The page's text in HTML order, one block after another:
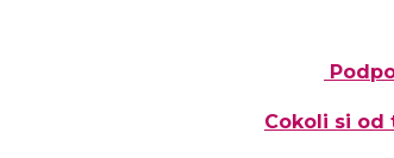
Cokoli si od